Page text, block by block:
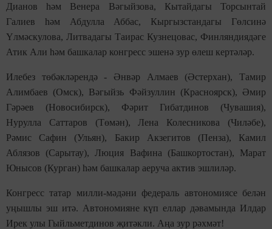
Дианов һәм Венера Вәгыйзова, Кытайдагы Торсынтай
Галиев һәм Абдулла Аббас, Кыргызстандагы Гөлсинә
Үлмәскулова, Литвадагы Таирас Кузнецовас, Финляндиядәге
Атик Али һәм башкалар конгресс эшенә зур өлеш кертәләр.
Илебез төбәкләрендә - Әнвәр Алмаев (Әстерхан), Тамир
Алимбаев (Омск), Вәгыйзь Фәйзуллин (Красноярск), Әмир
Гәрәев (Новосибирск), Фәрит Гибатдинов (Чувашия),
Нурулла Саттаров (Төмән), Лена Колесникова (Чиләбе),
Рәмис Сафин (Ульян), Бакир Акзегитов (Пенза), Камил
Аблязов (Сарытау), Люция Вафина (Башкортостан), Марат
Юнысов (Курган) һәм башкалар аеруча актив эшлиләр.
Конгресс татар милли-мәдәни федераль автономиясе белән
уңышлы эш итә. Автономияне күп еллар дәвамында Илдар
Ирек улы Гыйльметдинов җитәкли. Аңа зур рәхмәт!